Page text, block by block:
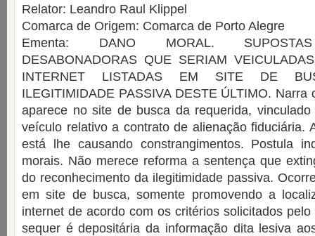
Relator: Leandro Raul Klippel
Comarca de Origem: Comarca de Porto Alegre
Ementa: DANO MORAL. SUPOSTAS
DESABONADORAS QUE SERIAM
INTERNET LISTADAS EM SITE DE
ILEGITIMIDADE PASSIVA DESTE ÚLTIMO. Narra
aparece no site de busca da requerida,
veículo relativo a contrato de alienação fiduciária.
está lhe causando constrangimentos. Postula
morais. Não merece reforma a sentença que
do reconhecimento da ilegitimidade passiva.
em site de busca, somente promovendo a
internet de acordo com os critérios solicitados
sequer é depositária da informação dita lesiva